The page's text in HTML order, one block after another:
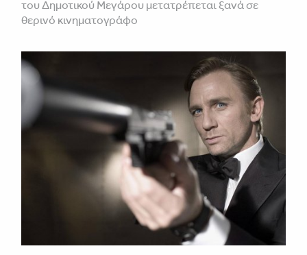
του Δημοτικού Μεγάρου μετατρέπεται ξανά σε
θερινό κινηματογράφο